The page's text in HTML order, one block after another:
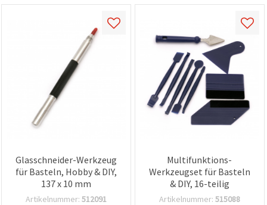
Glasschneider-Werkzeug
für Basteln, Hobby & DIY,
137 x 10 mm
Artikelnummer: 512091
Multifunktions-
Werkzeugset für Basteln
& DIY, 16-teilig
Artikelnummer: 515088